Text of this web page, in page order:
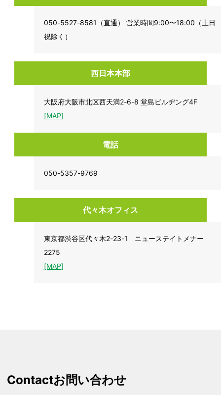
050-5527-8581（直通） 営業時間9:00〜18:00（土日
祝除く）
西日本本部
大阪府大阪市北区西天満2-6-8 堂島ビルヂング4F
[MAP]
電話
050-5357-9769
代々木オフィス
東京都渋谷区代々木2-23-1 ニューステイトメナー
2275
[MAP]
Contactお問い合わせ